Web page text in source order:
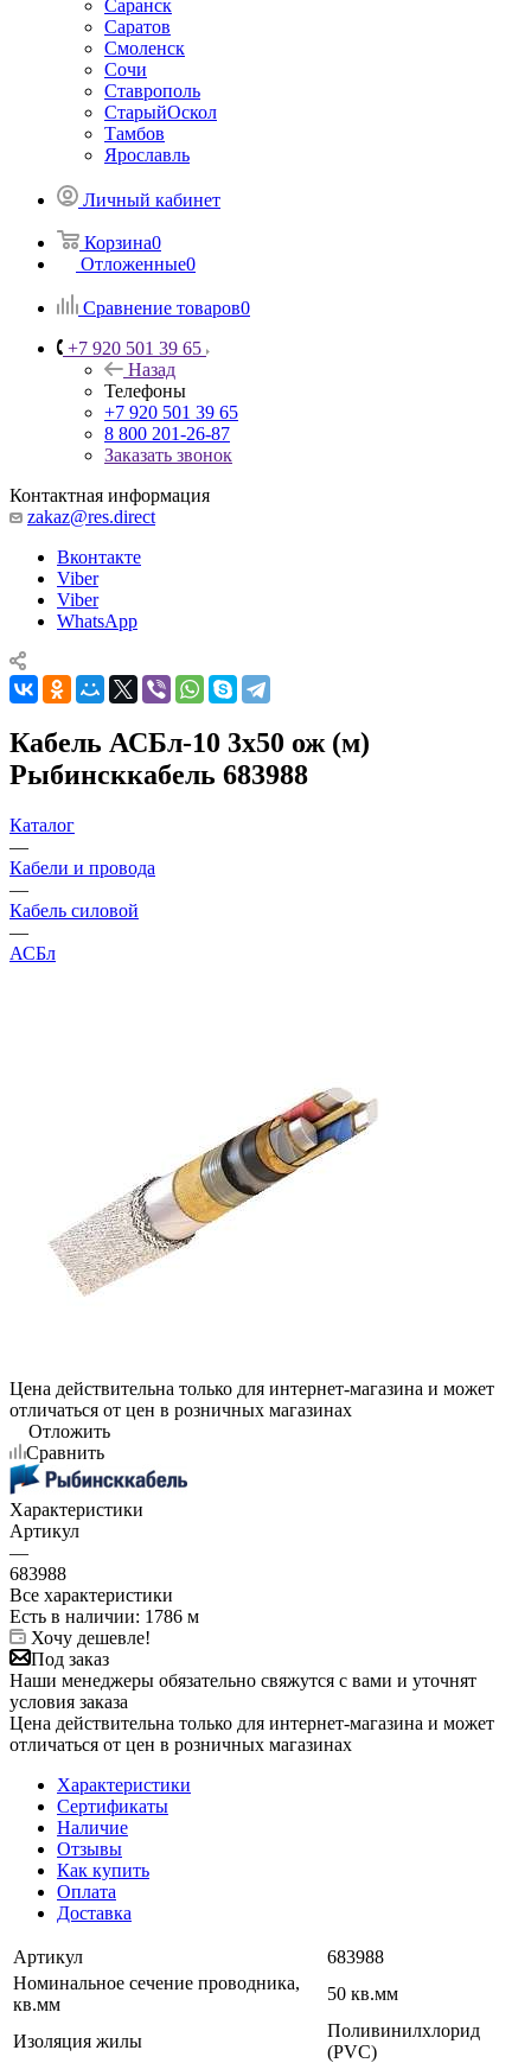
Саранск
Саратов
Смоленск
Сочи
Ставрополь
СтарыйОскол
Тамбов
Ярославль
Личный кабинет
Корзина0
Отложенные0
Сравнение товаров0
+7 920 501 39 65
Назад
Телефоны
+7 920 501 39 65
8 800 201-26-87
Заказать звонок
Контактная информация
zakaz@res.direct
Вконтакте
Viber
Viber
WhatsApp
Кабель АСБл-10 3х50 ож (м)
Рыбинсккабель 683988
Каталог
—
Кабели и провода
—
Кабель силовой
—
АСБл
Цена действительна только для интернет-магазина и может
отличаться от цен в розничных магазинах
Отложить
Сравнить
Характеристики
Артикул
—
683988
Все характеристики
Есть в наличии: 1786 м
Хочу дешевле!
Под заказ
Наши менеджеры обязательно свяжутся с вами и уточнят
условия заказа
Цена действительна только для интернет-магазина и может
отличаться от цен в розничных магазинах
Характеристики
Сертификаты
Наличие
Отзывы
Как купить
Оплата
Доставка
Артикул
683988
Номинальное сечение проводника,
кв.мм
50 кв.мм
Изоляция жилы
Поливинилхлорид
(PVC)